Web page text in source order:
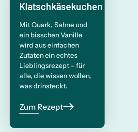
Klatschkäsekuchen
Mit Quark, Sahne und
ein bisschen Vanille
wird aus einfachen
Zutaten ein echtes
Lieblingsrezept – für
alle, die wissen wollen,
was drinsteckt.
Zum Rezept